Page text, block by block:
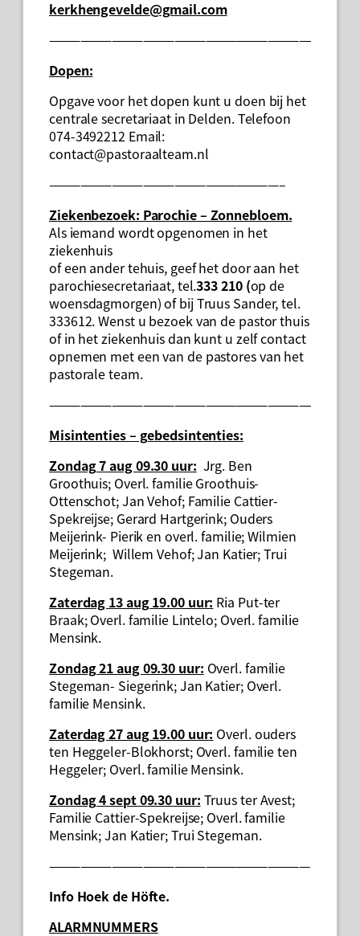
kerkhengevelde@gmail.com
——————————————————————————–
Dopen:
Opgave voor het dopen kunt u doen bij het
centrale secretariaat in Delden. Telefoon
074-3492212 Email:
contact@pastoraalteam.nl
——————————————————————–
Ziekenbezoek: Parochie – Zonnebloem.
Als iemand wordt opgenomen in het
ziekenhuis
of een ander tehuis, geef het door aan het
parochiesecretariaat, tel.333 210 (op de
woensdagmorgen) of bij Truus Sander, tel.
333612. Wenst u bezoek van de pastor thuis
of in het ziekenhuis dan kunt u zelf contact
opnemen met een van de pastores van het
pastorale team.
——————————————————————————
Misintenties – gebedsintenties:
Zondag 7 aug 09.30 uur: Jrg. Ben
Groothuis; Overl. familie Groothuis-
Ottenschot; Jan Vehof; Familie Cattier-
Spekreijse; Gerard Hartgerink; Ouders
Meijerink- Pierik en overl. familie; Wilmien
Meijerink; Willem Vehof; Jan Katier; Trui
Stegeman.
Zaterdag 13 aug 19.00 uur: Ria Put-ter
Braak; Overl. familie Lintelo; Overl. familie
Mensink.
Zondag 21 aug 09.30 uur: Overl. familie
Stegeman- Siegerink; Jan Katier; Overl.
familie Mensink.
Zaterdag 27 aug 19.00 uur: Overl. ouders
ten Heggeler-Blokhorst; Overl. familie ten
Heggeler; Overl. familie Mensink.
Zondag 4 sept 09.30 uur: Truus ter Avest;
Familie Cattier-Spekreijse; Overl. familie
Mensink; Jan Katier; Trui Stegeman.
—————————————————————————–
Info Hoek de Höfte.
ALARMNUMMERS